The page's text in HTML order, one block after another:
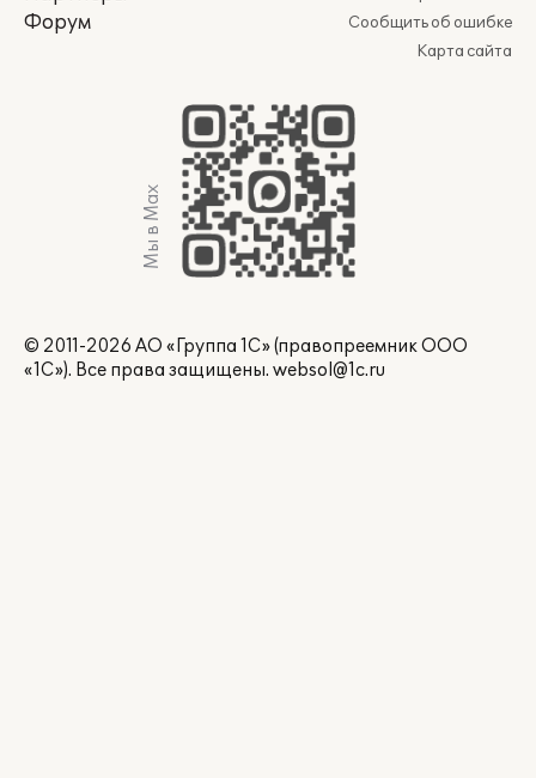
Форум
Сообщить об ошибке
Карта сайта
Мы в Max
© 2011-2026 АО «Группа 1С» (правопреемник ООО
«1С»). Все права защищены. websol@1c.ru